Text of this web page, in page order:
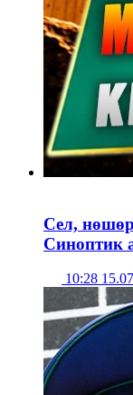
Сел,
Синоптик
10:28